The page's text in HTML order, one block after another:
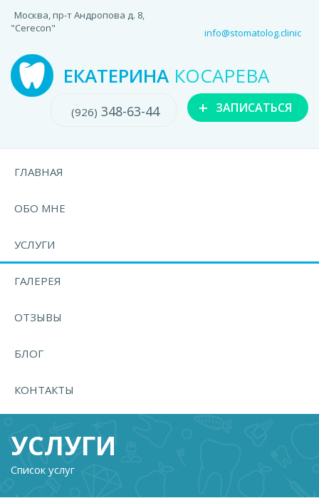
Москва, пр-т Андропова д. 8,
"Cerecon"
info@stomatolog.clinic
ЕКАТЕРИНА КОСАРЕВА
+ ЗАПИСАТЬСЯ
(926) 348-63-44
ГЛАВНАЯ
ОБО МНЕ
УСЛУГИ
ГАЛЕРЕЯ
ОТЗЫВЫ
БЛОГ
КОНТАКТЫ
УСЛУГИ
Список услуг